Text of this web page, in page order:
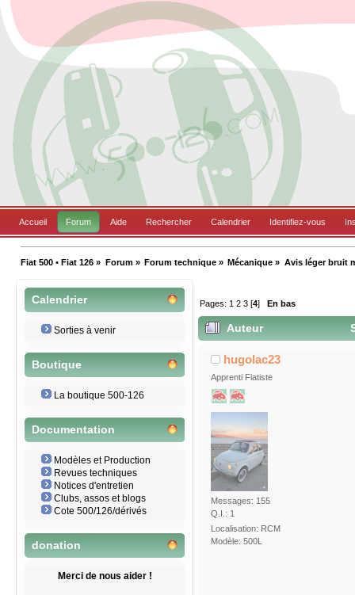
Accueil Forum Aide Rechercher Calendrier Identifiez-vous
Fiat 500 • Fiat 126 » Forum» Forum technique» Mécanique » Avis léger bruit
Calendrier
Sorties à venir
Boutique
La boutique 500-126
Documentation
Modèles et Production
Revues techniques
Notices d'entretien
Clubs, assos et blogs
Cote 500/126/dérivés
donation
Merci de nous aider !
Pages: 1 2 3 [4] En bas
Auteur
hugolac23
Apprenti Fiatiste
Messages: 155
Q.I.: 1
Localisation: RCM
Modèle: 500L